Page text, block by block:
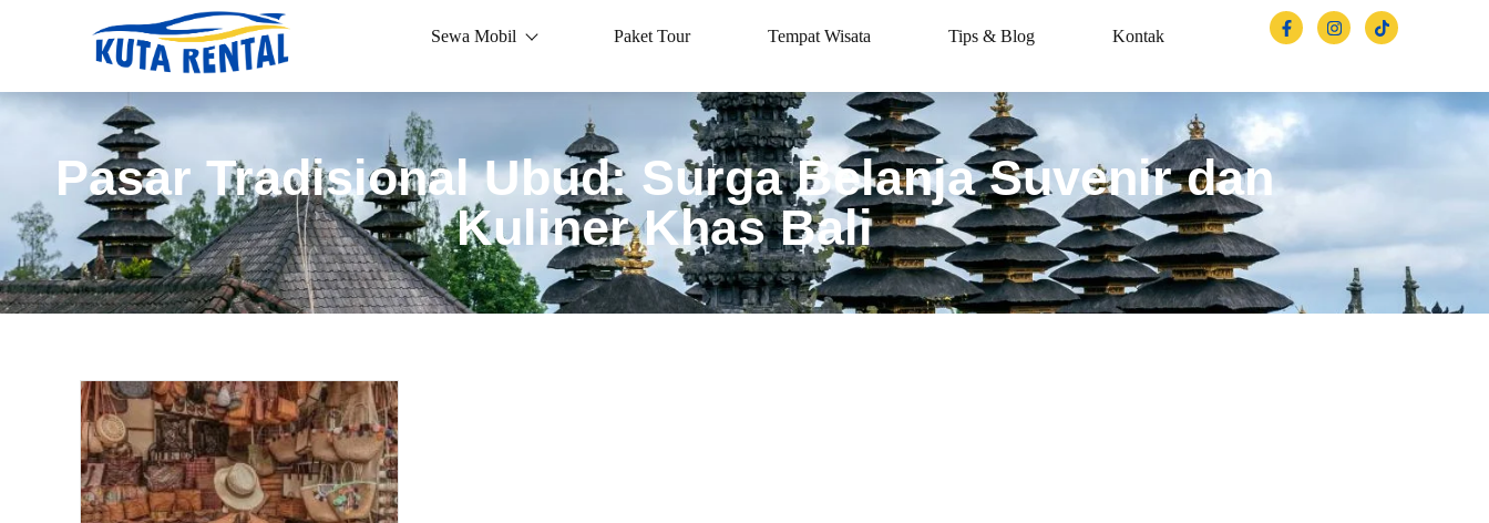
Sewa Mobil Paket Tour Tempat Wisata Tips & Blog Kontak
Pasar Tradisional Ubud: Surga Belanja Suvenir dan
Kuliner Khas Bali
Book via WhatsApp
Pilih Mobil*